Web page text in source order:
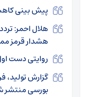
پیش بینی کاهش ۴۰ درصدی تولید گندم
هلال احمر:
هشدار قرمز
روایتی دست‌
گزارش
بورسی منتشر